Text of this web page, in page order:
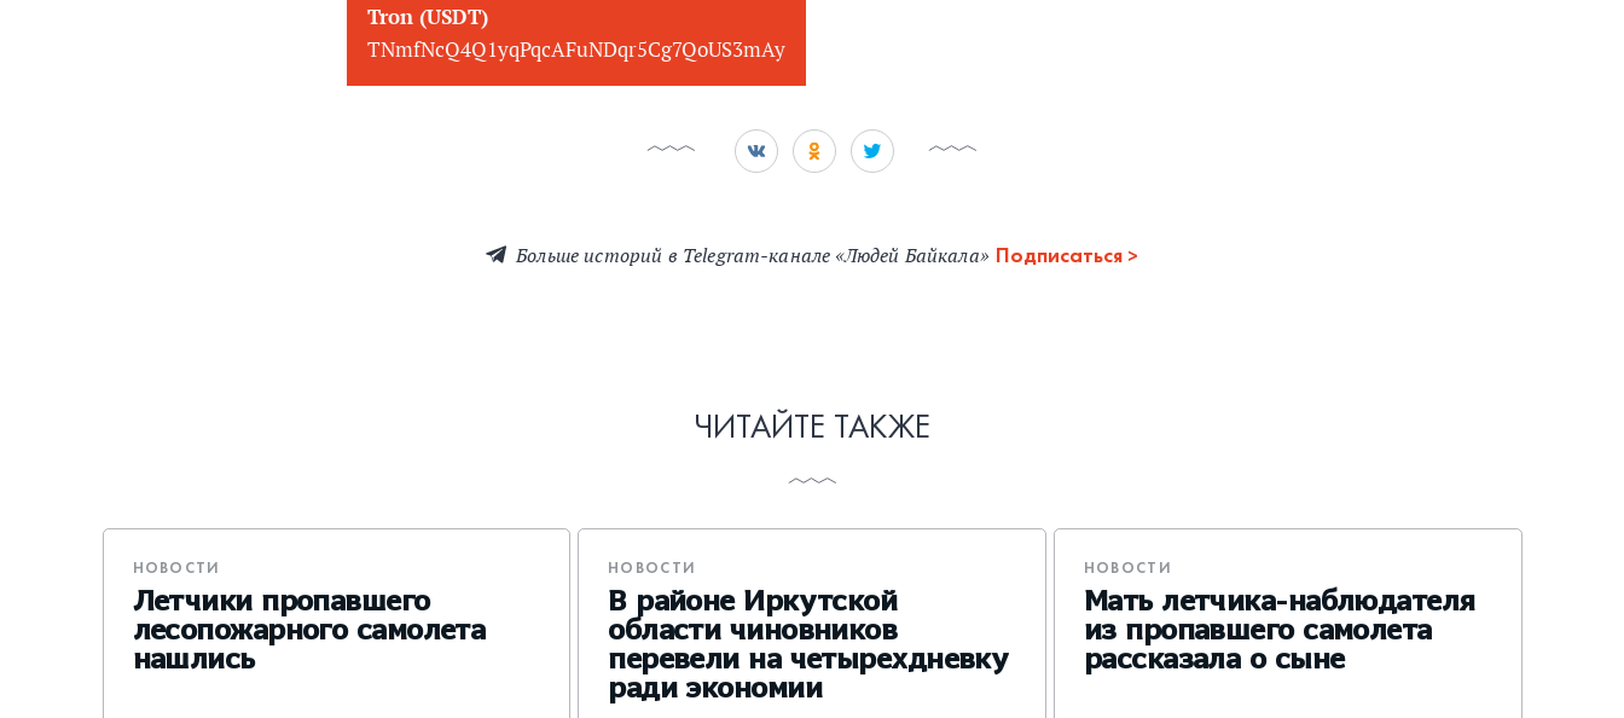
Tron (USDT)
TNmfNcQ4Q1yqPqcAFuNDqr5Cg7QoUS3mAy
Больше историй в Telegram-канале «Людей Байкала» Подписаться
ЧИТАЙТЕ ТАКЖЕ
НОВОСТИ
Летчики пропавшего
лесопожарного самолета
нашлись
НОВОСТИ
В районе Иркутской
области чиновников
перевели на четырехдневку
ради экономии
НОВОСТИ
Мать летчика-наблюдателя
из пропавшего самолета
рассказала о сыне